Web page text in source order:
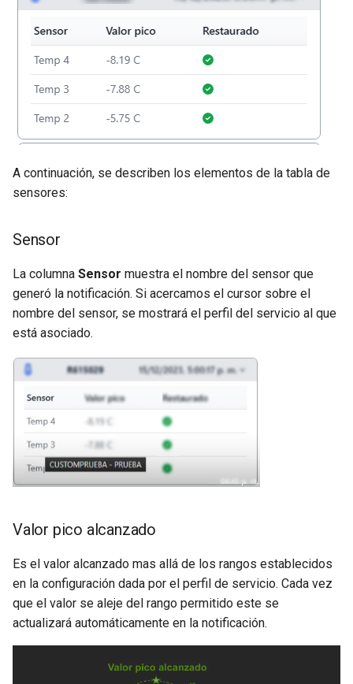
A continuación, se describen los elementos de la tabla de
sensores:
Sensor
La columna Sensor muestra el nombre del sensor que
generó la notificación. Si acercamos el cursor sobre el
nombre del sensor, se mostrará el perfil del servicio al que
está asociado.
Valor pico alcanzado
Es el valor alcanzado mas allá de los rangos establecidos
en la configuración dada por el perfil de servicio. Cada vez
que el valor se aleje del rango permitido este se
actualizará automáticamente en la notificación.